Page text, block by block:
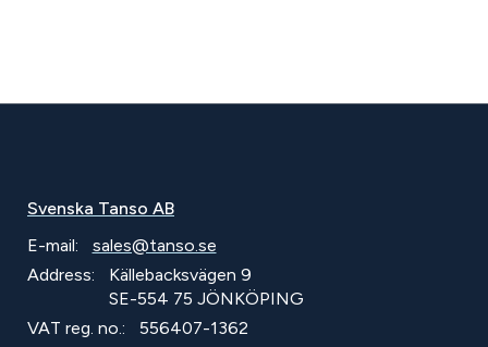
Svenska Tanso AB
E-mail:
sales@tanso.se
Address:
Källebacksvägen 9
SE-554 75 JÖNKÖPING
VAT reg. no.:
556407-1362